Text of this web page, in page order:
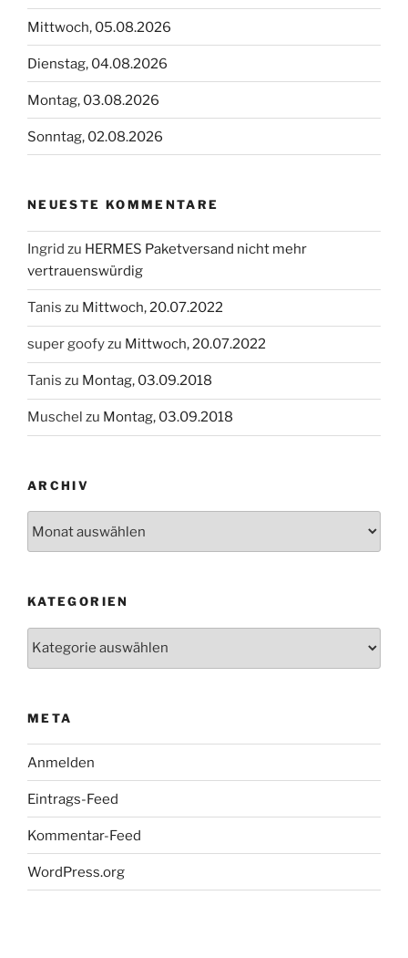
Mittwoch, 05.08.2026
Dienstag, 04.08.2026
Montag, 03.08.2026
Sonntag, 02.08.2026
NEUESTE KOMMENTARE
Ingrid zu HERMES Paketversand nicht mehr
vertrauenswürdig
Tanis zu Mittwoch, 20.07.2022
super goofyzu Mittwoch, 20.07.2022
Tanis zu Montag, 03.09.2018
Muschel zu Montag, 03.09.2018
ARCHIV
KATEGORIEN
META
Anmelden
Eintrags-Feed
Kommentar-Feed
WordPress.org